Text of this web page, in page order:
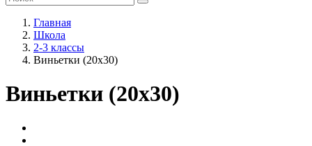
Главная
Школа
2-3 классы
Виньетки (20х30)
Виньетки (20х30)